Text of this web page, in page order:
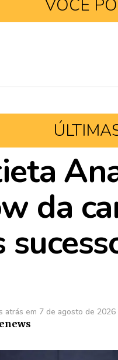
VOCÊ
da
atrás em 7 de agosto de 2026